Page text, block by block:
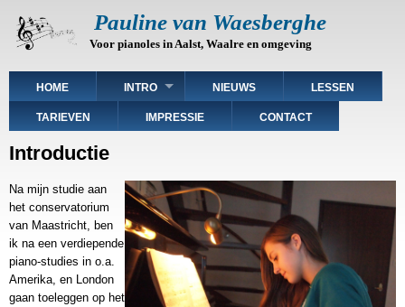
main
Pauline van Waesberghe
Voor pianoles in Aalst, Waalre en omgeving
Main
navigation
HOME INTRO NIEUWS LESSEN
TARIEVEN IMPRESSIE CONTACT
Introductie
Na mijn studie aan
het conservatorium
van Maastricht, ben
ik na een verdiepende
piano-studies in o.a.
Amerika, en London
gaan toeleggen op het